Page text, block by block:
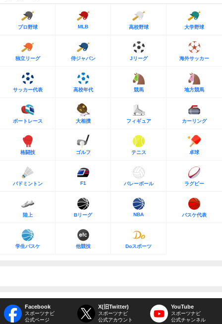
プロ野球 MLB 高校野球 大学野球
独立リーグ 侍ジャパン Jリーグ 海外サッカー
サッカー代表 高校年代 競馬 地方競馬
ボートレース 大相撲 フィギュア カーリング
格闘技 ゴルフ テニス 卓球
バドミントン F1 バレーボール ラグビー
陸上 Bリーグ NBA バスケ代表
学生バスケ 他競技 Doスポーツ
Facebook
スポーツナビ
公式ページ
X(旧Twitter)
スポーツナビ
公式アカウント
YouTube
スポーツナビ
公式チャンネル